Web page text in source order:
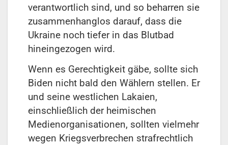
verantwortlich sind, und so beharren sie
zusammenhanglos darauf, dass die
Ukraine noch tiefer in das Blutbad
hineingezogen wird.
Wenn es Gerechtigkeit gäbe, sollte sich
Biden nicht bald den Wählern stellen. Er
und seine westlichen Lakaien,
einschließlich der heimischen
Medienorganisationen, sollten vielmehr
wegen Kriegsverbrechen strafrechtlich